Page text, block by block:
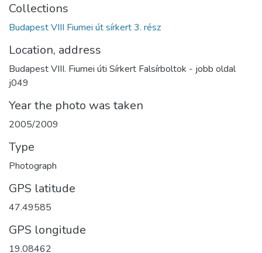
Collections
Budapest VIII Fiumei út sírkert 3. rész
Location, address
Budapest VIII. Fiumei úti Sírkert Falsírboltok - jobb oldal
j049
Year the photo was taken
2005/2009
Type
Photograph
GPS latitude
47.49585
GPS longitude
19.08462